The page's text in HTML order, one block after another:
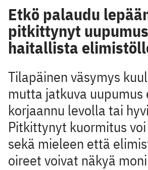
Etkö palaudu
pitkittynyt
haitallista
Tilapäinen väsymys
mutta jatkuva uupumus
korjaannu levolla tai
Pitkittynyt kuormitus
sekä mieleen että
oireet voivat näkyä